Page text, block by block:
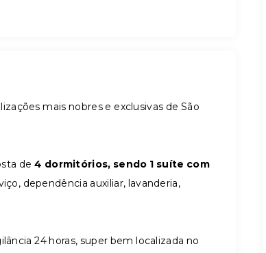
mais nobres e exclusivas de São
de 4 dormitórios, sendo 1 suíte com
dependência auxiliar, lavanderia,
24 horas, super bem localizada no